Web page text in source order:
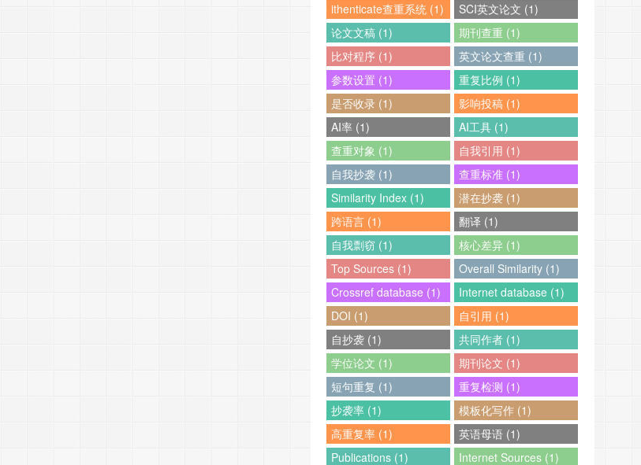
ithenticate查重系统 (1)
SCI英文论文 (1)
论文文稿 (1)
期刊查重 (1)
比对程序 (1)
英文论文查重 (1)
参数设置 (1)
重复比例 (1)
是否收录 (1)
影响投稿 (1)
AI率 (1)
AI工具 (1)
查重对象 (1)
自我引用 (1)
自我抄袭 (1)
查重标准 (1)
Similarity Index (1)
潜在抄袭 (1)
跨语言 (1)
翻译 (1)
自我剽窃 (1)
核心差异 (1)
Top Sources (1)
Overall Similarity (1)
Crossref database (1)
Internet database (1)
DOI (1)
自引用 (1)
自抄袭 (1)
共同作者 (1)
学位论文 (1)
期刊论文 (1)
短句重复 (1)
重复检测 (1)
抄袭率 (1)
模板化写作 (1)
高重复率 (1)
英语母语 (1)
Publications (1)
Internet Sources (1)